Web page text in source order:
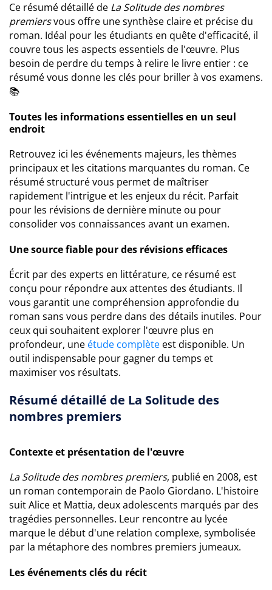
Ce résumé détaillé de La Solitude des nombres
premiersvous offre une synthèse claire et précise du
roman. Idéal pour les étudiants en quête d'efficacité, il
couvre tous les aspects essentiels de l'œuvre. Plus
besoin de perdre du temps à relire le livre entier : ce
résumé vous donne les clés pour briller à vos examens.
📚
Toutes les informations essentielles en un seul
endroit
Retrouvez ici les événements majeurs, les thèmes
principaux et les citations marquantes du roman. Ce
résumé structuré vous permet de maîtriser
rapidement l'intrigue et les enjeux du récit. Parfait
pour les révisions de dernière minute ou pour
consolider vos connaissances avant un examen.
Une source fiable pour des révisions efficaces
Écrit par des experts en littérature, ce résumé est
conçu pour répondre aux attentes des étudiants. Il
vous garantit une compréhension approfondie du
roman sans vous perdre dans des détails inutiles. Pour
ceux qui souhaitent explorer l'œuvre plus en
profondeur, une étude complète est disponible. Un
outil indispensable pour gagner du temps et
maximiser vos résultats.
Résumé détaillé de La Solitude des
nombres premiers
Contexte et présentation de l'œuvre
La Solitude des nombres premiers, publié en 2008, est
un roman contemporain de Paolo Giordano. L'histoire
suit Alice et Mattia, deux adolescents marqués par des
tragédies personnelles. Leur rencontre au lycée
marque le début d'une relation complexe, symbolisée
par la métaphore des nombres premiers jumeaux.
Les événements clés du récit